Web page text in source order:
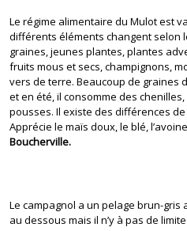
Le régime alimentaire du Mulot est
différents éléments changent selon
graines, jeunes plantes, plantes
fruits mous et secs, champignons,
vers de terre. Beaucoup de graines
et en été, il consomme des
pousses. Il existe des différences de
Apprécie le maïs doux, le blé,
Boucherville.
Le campagnol a un pelage brun-
au dessous mais il n’y à pas de